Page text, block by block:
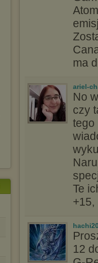
ma
ariel-
No
czy
tego
Te
+15,
12